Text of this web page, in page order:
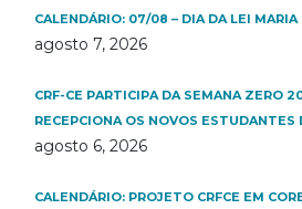
CALENDÁRIO: 07/08 – DIA DA LEI MARIA
agosto 7, 2026
CRF-CE PARTICIPA DA SEMANA ZERO
RECEPCIONA OS NOVOS ESTUDANTES
agosto 6, 2026
CALENDÁRIO: PROJETO CRFCE EM